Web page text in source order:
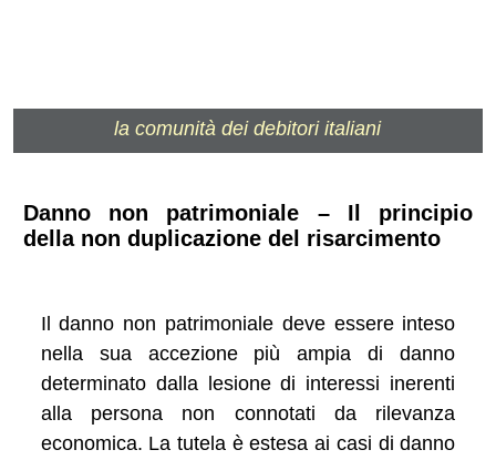
la comunità dei debitori italiani
Danno non patrimoniale – Il principio
della non duplicazione del risarcimento
Il danno non patrimoniale deve essere inteso
nella sua accezione più ampia di danno
determinato dalla lesione di interessi inerenti
alla persona non connotati da rilevanza
economica. La tutela è estesa ai casi di danno